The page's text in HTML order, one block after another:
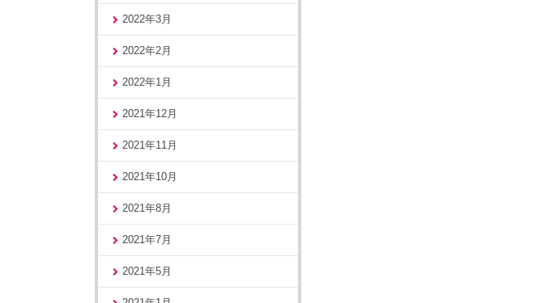
2022年3月
2022年2月
2022年1月
2021年12月
2021年11月
2021年10月
2021年8月
2021年7月
2021年5月